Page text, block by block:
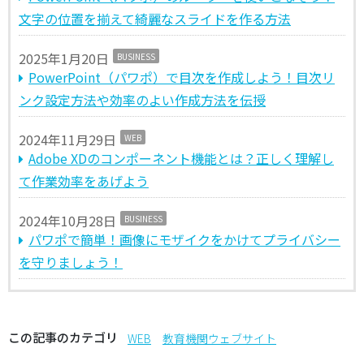
文字の位置を揃えて綺麗なスライドを作る方法
2025年1月20日 BUSINESS
PowerPoint（パワポ）で目次を作成しよう！目次リ
ンク設定方法や効率のよい作成方法を伝授
2024年11月29日 WEB
Adobe XDのコンポーネント機能とは？正しく理解し
て作業効率をあげよう
2024年10月28日 BUSINESS
パワポで簡単！画像にモザイクをかけてプライバシー
を守りましょう！
この記事のカテゴリ WEB 教育機関ウェブサイト